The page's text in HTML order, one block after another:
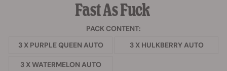
Fast As Fuck
PACK CONTENT:
3 X PURPLE QUEEN AUTO
3 X HULKBERRY AUTO
3 X WATERMELON AUTO